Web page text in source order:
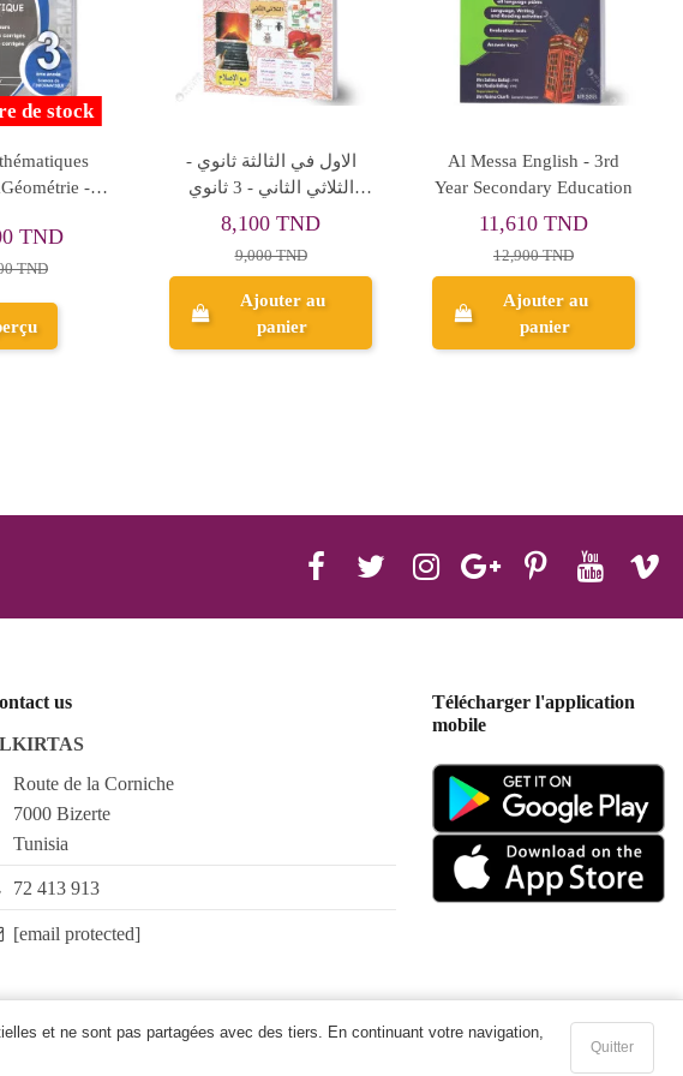
et ne sont pas partagées avec des tiers. En continuant votre navigation,
Quitter
Electrique - 3ème
Technologiques
Ajouter au
Xy3 Plus - 3ème Sciences
Techniques
11,250 TND
Ajouter au
Atomix Chimie -
Secondaire
7,650 TND
Ajouter au
us
Route de la Corniche
7000 Bizerte
Tunisia
72 413 913
[email protected]
Télécharger l'application
mobile